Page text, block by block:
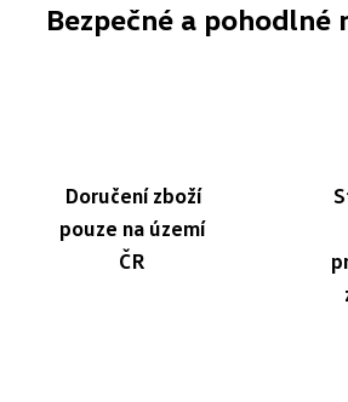
Bezpečné a pohodlné
Doručení zboží
pouze na území
ČR